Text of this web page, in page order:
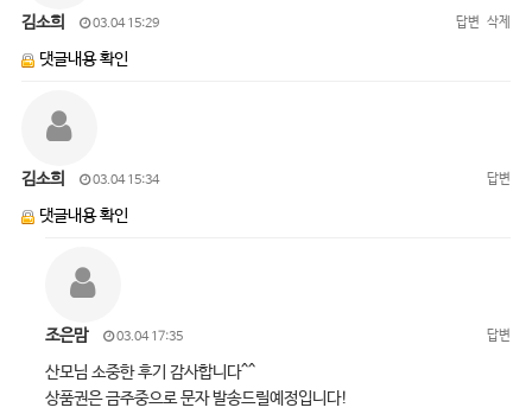
김소희 03.04 15:29 답변 삭제
댓글내용 확인
김소희 03.04 15:34 답변
댓글내용 확인
조은맘 03.04 17:35 답변
산모님 소중한 후기 감사합니다^^
상품권은 금주중으로 문자 발송드릴예정입니다!